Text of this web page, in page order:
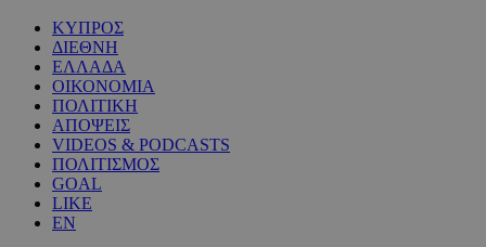
ΚΥΠΡΟΣ
ΔΙΕΘΝΗ
ΕΛΛΑΔΑ
ΟΙΚΟΝΟΜΙΑ
ΠΟΛΙΤΙΚΗ
ΑΠΟΨΕΙΣ
VIDEOS & PODCASTS
ΠΟΛΙΤΙΣΜΟΣ
GOAL
LIKE
EN